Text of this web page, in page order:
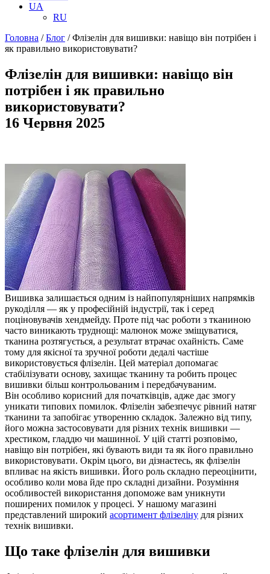
UA
RU
Головна /Блог /Флізелін для вишивки: навіщо він потрібен і
як правильно використовувати?
Флізелін для вишивки: навіщо він
потрібен і як правильно
використовувати?
16 Червня 2025
Вишивка залишається одним із найпопулярніших напрямків
рукоділля — як у професійній індустрії, так і серед
поціновувачів хендмейду. Проте під час роботи з тканиною
часто виникають труднощі: малюнок може зміщуватися,
тканина розтягується, а результат втрачає охайність. Саме
тому для якісної та зручної роботи дедалі частіше
використовується флізелін. Цей матеріал допомагає
стабілізувати основу, захищає тканину та робить процес
вишивки більш контрольованим і передбачуваним.
Він особливо корисний для початківців, адже дає змогу
уникати типових помилок. Флізелін забезпечує рівний натяг
тканини та запобігає утворенню складок. Залежно від типу,
його можна застосовувати для різних технік вишивки —
хрестиком, гладдю чи машинної. У цій статті розповімо,
навіщо він потрібен, які бувають види та як його правильно
використовувати. Окрім цього, ви дізнаєтесь, як флізелін
впливає на якість вишивки. Його роль складно переоцінити,
особливо коли мова йде про складні дизайни. Розуміння
особливостей використання допоможе вам уникнути
поширених помилок у процесі. У нашому магазині
представлений широкий асортимент флізеліну для різних
технік вишивки.
Що таке флізелін для вишивки